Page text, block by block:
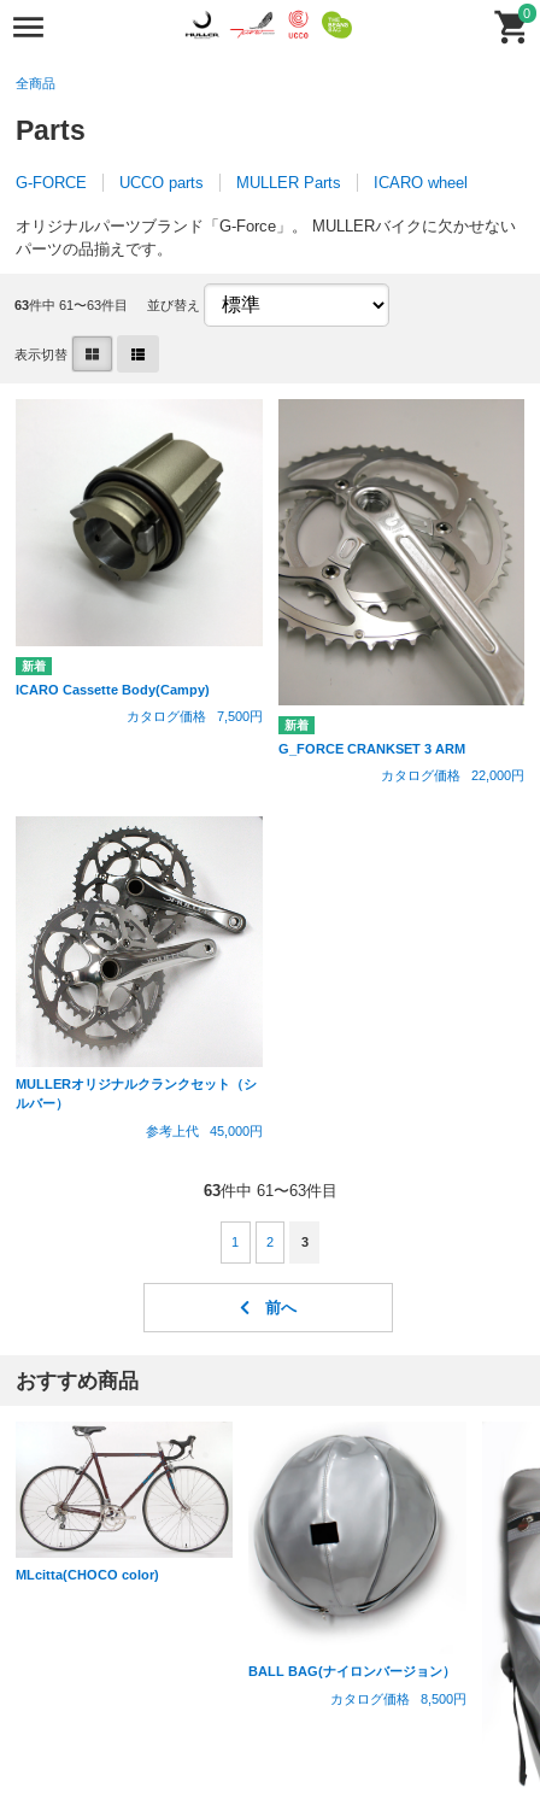
0
全商品
Parts
G-FORCE UCCO parts MULLER Parts ICARO wheel
オリジナルパーツブランド「G-Force」。 MULLERバイクに欠かせない
パーツの品揃えです。
63件中 61〜63件目 並び替え
表示切替
ICARO Cassette Body(Campy)
カタログ価格
7,500円
G_FORCE CRANKSET 3 ARM
カタログ価格
22,000円
MULLERオリジナルクランクセット（シ
ルバー）
参考上代
45,000円
63件中 61〜63件目
1 2 3
おすすめ商品
MLcitta(CHOCO color)
BALL BAG(ナイロンバージョン）
カタログ価格
8,500円